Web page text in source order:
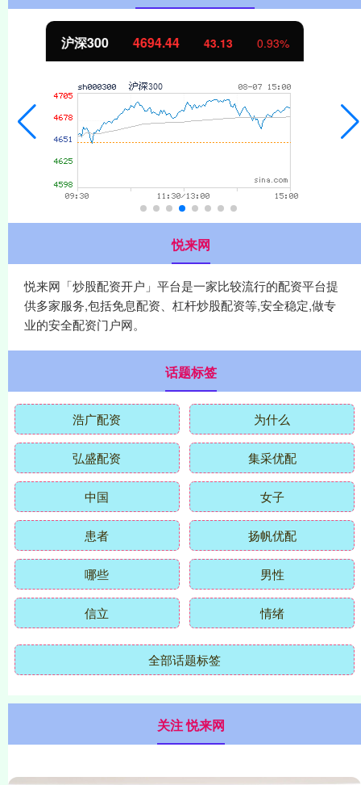
北证50 1134.24 11.37 1.01%
悦来网
悦来网「炒股配资开户」平台是一家比较流行的配资平台提
供多家服务,包括免息配资、杠杆炒股配资等,安全稳定,做专
业的安全配资门户网。
话题标签
浩广配资 为什么
弘盛配资 集采优配
中国 女子
患者 扬帆优配
哪些 男性
信立 情绪
全部话题标签
关注 悦来网